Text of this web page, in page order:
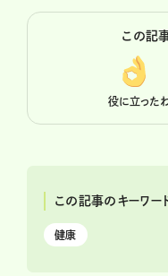
この記
役に立った
この記事のキーワー
健康